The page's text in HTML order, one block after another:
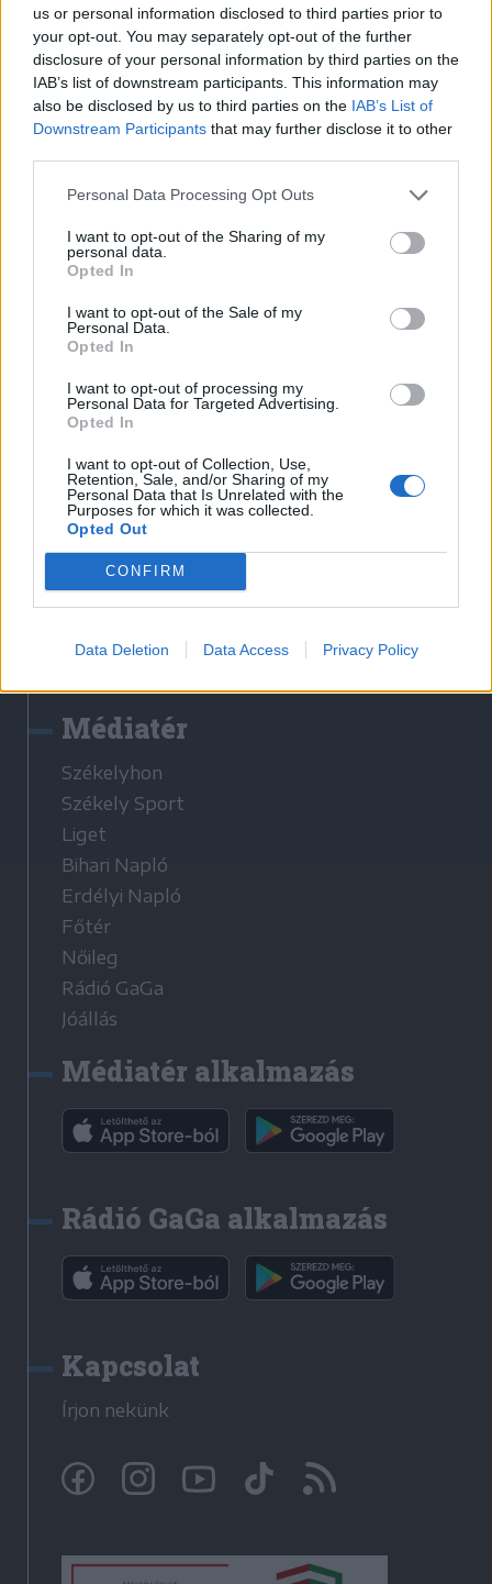
us or personal information disclosed to third parties prior to
your opt-out. You may separately opt-out of the further
disclosure of your personal information by third parties on the
IAB’s list of downstream participants. This information may
also be disclosed by us to third parties on the IAB’s List of
Downstream Participants that may further disclose it to other
Personal Data Processing Opt Outs
I want to opt-out of the Sharing of my
personal data.
Opted In
I want to opt-out of the Sale of my
Personal Data.
Opted In
I want to opt-out of processing my
Personal Data for Targeted Advertising.
Opted In
I want to opt-out of Collection, Use,
Retention, Sale, and/or Sharing of my
Personal Data that Is Unrelated with the
Purposes for which it was collected.
Opted Out
CONFIRM
Data Deletion Data Access Privacy Policy
Korábbi cikkek betöltése
Hasznos
Szerzői jogok
Adatvédelmi tájékoztató
Cookie-kezelési tájékoztató
Hozzászólási szabályzat
Nyomtatott lapjaink archívuma
Médiaajánlat
Látogatottsági adatok
Médiatér
Székelyhon
Székely Sport
Liget
Bihari Napló
Erdélyi Napló
Főtér
Nőileg
Rádió GaGa
Jóállás
Médiatér alkalmazás
Rádió GaGa alkalmazás
Kapcsolat
Írjon nekünk